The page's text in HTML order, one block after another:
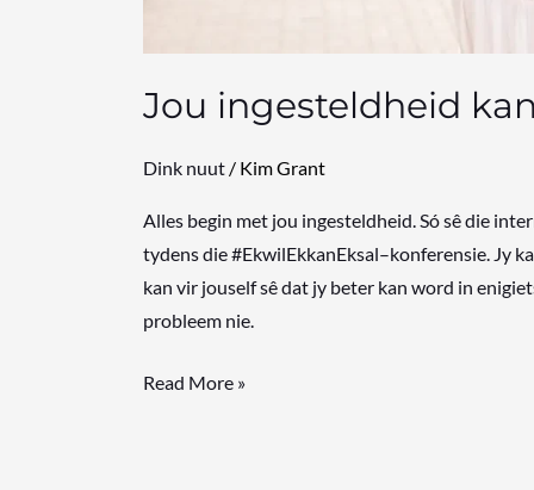
Jou ingesteldheid
Dink nuut / Kim Grant
Alles begin met jou ingesteldheid. Só sê die
tydens die #EkwilEkkanEksal–konferensie. Jy
kan vir jouself sê dat jy beter kan word in
probleem nie.
Read More »